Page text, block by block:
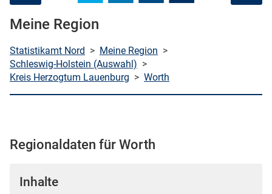
Meine Region
Statistikamt Nord > Meine Region >
Schleswig-Holstein (Auswahl) >
Kreis Herzogtum Lauenburg > Worth
Regionaldaten für Worth
Inhalte